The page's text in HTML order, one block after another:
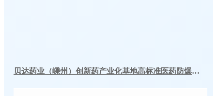
贝达药业（嵊州）创新药产业化基地高标准医药防爆冷库建造工程案例